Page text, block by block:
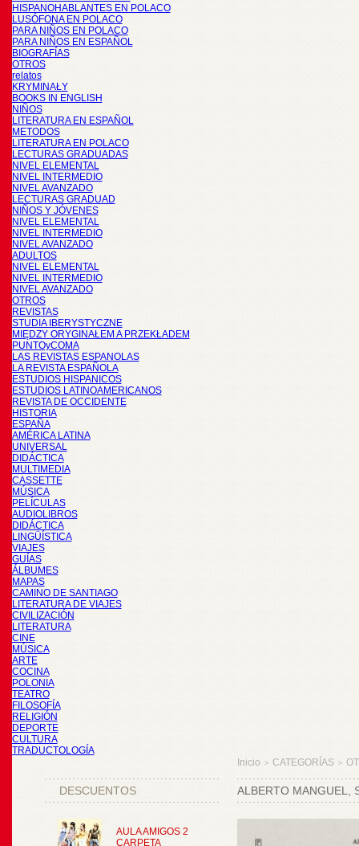
HISPANOHABLANTES EN POLACO
LUSÓFONA EN POLACO
PARA NIÑOS EN POLACO
PARA NIÑOS EN ESPAÑOL
BIOGRAFÍAS
OTROS
relatos
KRYMINAŁY
BOOKS IN ENGLISH
NIÑOS
LITERATURA EN ESPAÑOL
METODOS
LITERATURA EN POLACO
LECTURAS GRADUADAS
NIVEL ELEMENTAL
NIVEL INTERMEDIO
NIVEL AVANZADO
LECTURAS GRADUAD
NIÑOS Y JÓVENES
NIVEL ELEMENTAL
NIVEL INTERMEDIO
NIVEL AVANZADO
ADULTOS
NIVEL ELEMENTAL
NIVEL INTERMEDIO
NIVEL AVANZADO
OTROS
REVISTAS
STUDIA IBERYSTYCZNE
MIĘDZY ORYGINAŁEM A PRZEKŁADEM
PUNTOyCOMA
LAS REVISTAS ESPANOLAS
LA REVISTA ESPAÑOLA
ESTUDIOS HISPANICOS
ESTUDIOS LATINOAMERICANOS
REVISTA DE OCCIDENTE
HISTORIA
ESPAÑA
AMÉRICA LATINA
UNIVERSAL
DIDÁCTICA
MULTIMEDIA
CASSETTE
MÚSICA
PELÍCULAS
AUDIOLIBROS
DIDÁCTICA
LINGÜÍSTICA
VIAJES
GUÍAS
ÁLBUMES
MAPAS
CAMINO DE SANTIAGO
LITERATURA DE VIAJES
CIVILIZACIÓN
LITERATURA
CINE
MÚSICA
ARTE
COCINA
POLONIA
TEATRO
FILOSOFÍA
RELIGIÓN
DEPORTE
CULTURA
TRADUCTOLOGÍA
DESCUENTOS
AULA AMIGOS 2
CARPETA
Inicio > CATEGORÍAS >
ALBERTO MANGUEL,